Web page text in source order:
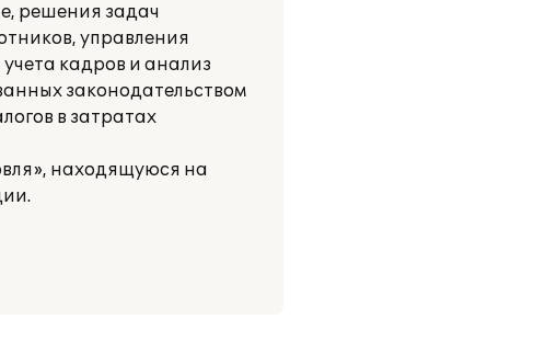
решения задач
управления
кадров и анализ
законодательством
в затратах
находящуюся на